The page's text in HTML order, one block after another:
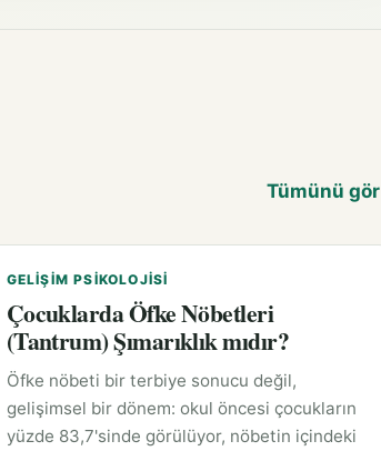
Tümünü gör
GELIŞIM PSIKOLOJISI
Çocuklarda Öfke Nöbetleri
(Tantrum) Şımarıklık mıdır?
Öfke nöbeti bir terbiye sonucu değil,
gelişimsel bir dönem: okul öncesi çocukların
yüzde 83,7'sinde görülüyor, nöbetin içindeki